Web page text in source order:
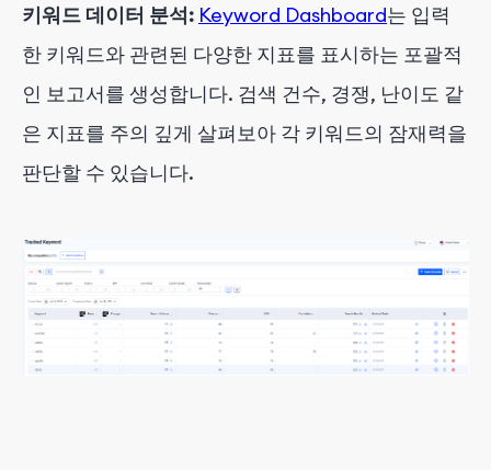
키워드 데이터 분석: Keyword Dashboard는 입력
한 키워드와 관련된 다양한 지표를 표시하는 포괄적
인 보고서를 생성합니다. 검색 건수, 경쟁, 난이도 같
은 지표를 주의 깊게 살펴보아 각 키워드의 잠재력을
판단할 수 있습니다.